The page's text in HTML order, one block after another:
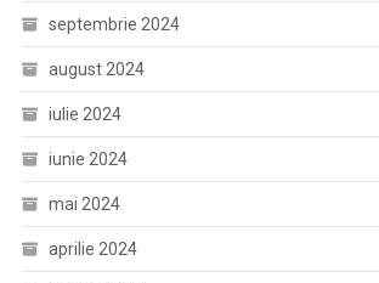
septembrie 2024
august 2024
iulie 2024
iunie 2024
mai 2024
aprilie 2024